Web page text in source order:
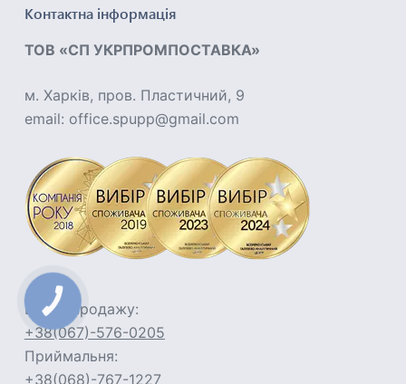
Контактна інформація
ТОВ «СП УКРПРОМПОСТАВКА»
м. Харків, пров. Пластичний, 9
email: office.spupp@gmail.com
Відділ продажу:
+38(067)-576-0205
Приймальня:
+38(068)-767-1227
КНОПКА
ЗВ'ЯЗКУ